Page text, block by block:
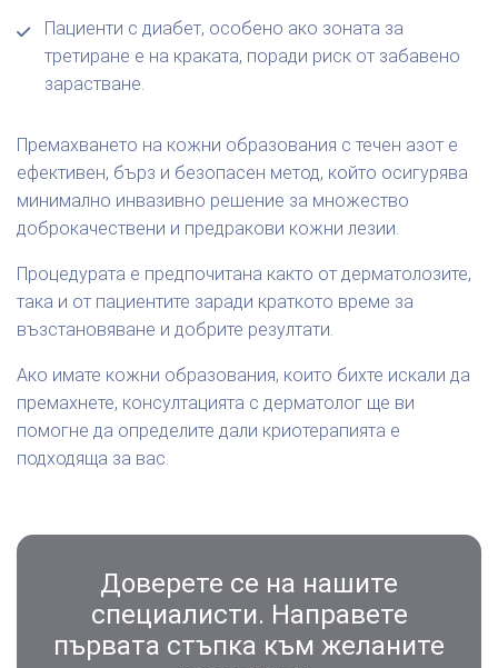
Пациенти с диабет, особено ако зоната за
третиране е на краката, поради риск от забавено
зарастване.
Премахването на кожни образования с течен азот е
ефективен, бърз и безопасен метод, който осигурява
минимално инвазивно решение за множество
доброкачествени и предракови кожни лезии.
Процедурата е предпочитана както от дерматолозите,
така и от пациентите заради краткото време за
възстановяване и добрите резултати.
Ако имате кожни образования, които бихте искали да
премахнете, консултацията с дерматолог ще ви
помогне да определите дали криотерапията е
подходяща за вас.
Доверете се на нашите
специалисти. Направете
първата стъпка към желаните